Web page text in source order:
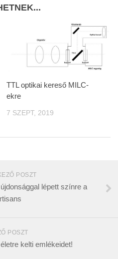
TTL optikai kereső MILC-
ekre
7 SZEPT, 2019
POSZT
lépett színre a
POSZT
kelti emlékeidet!